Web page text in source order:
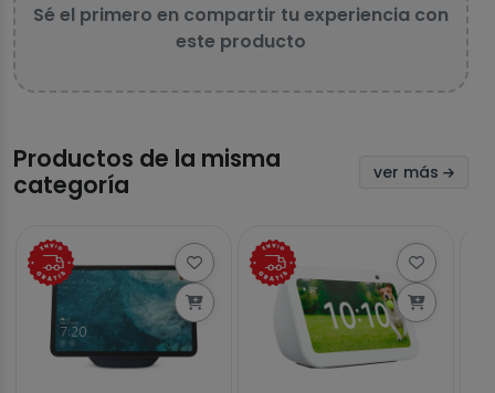
Sé el primero en compartir tu experiencia con
este producto
Productos de la misma
categoría
ver más